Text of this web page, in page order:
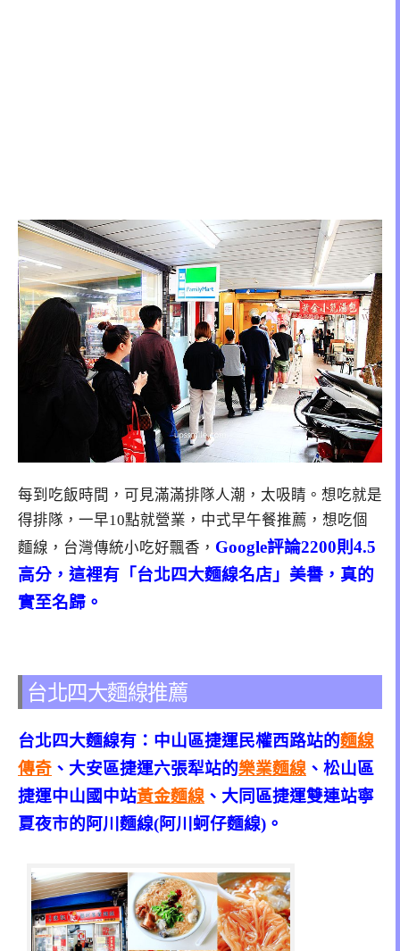
每到吃飯時間，可見滿滿排隊人潮，太吸睛。想吃就是
得排隊，一早10點就營業，中式早午餐推薦，想吃個
麵線，台灣傳統小吃好飄香， Google評論2200則4.5
高分， 這裡有「台北四大麵線名店」美譽，真的
實至名歸。
台北四大麵線推薦
台北四大麵線有：中山區捷運民權西路站的麵線
傳奇 、大安區捷運六張犁站的樂業麵線 、松山區
捷運中山國中站黃金麵線 、大同區捷運雙連站寧
夏夜市的阿川麵線(阿川蚵仔麵線)。